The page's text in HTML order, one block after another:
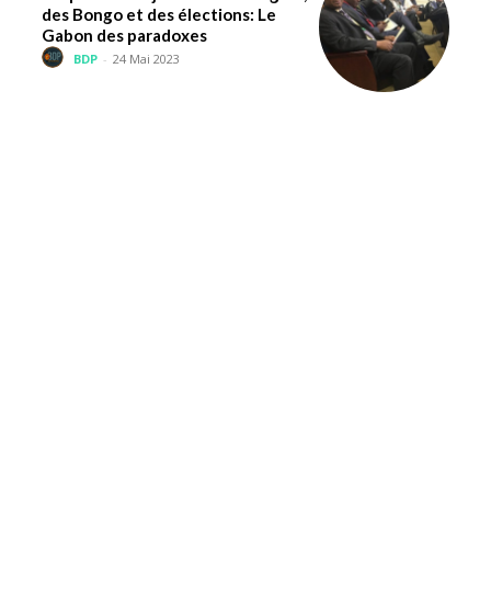
des Bongo et des élections: Le
Gabon des paradoxes
BDP - 24 Mai 2023